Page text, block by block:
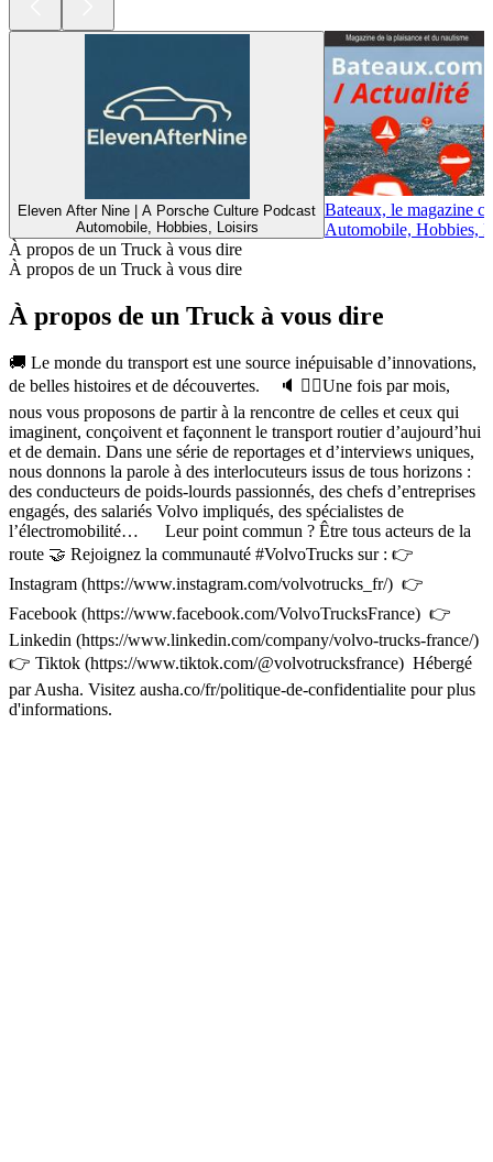
Eleven After Nine | A Porsche Culture Podcast
Automobile, Hobbies, Loisirs
Bateaux, le magazine
Automobile, Hobbies,
À propos de un Truck à vous dire
À propos de un Truck à vous dire
À propos de un Truck à vous dire
🚚 Le monde du transport est une source inépuisable d’innovations,
de belles histoires et de découvertes. 🔈 👷‍♂️Une fois par mois,
nous vous proposons de partir à la rencontre de celles et ceux qui
imaginent, conçoivent et façonnent le transport routier d’aujourd’hui
et de demain. Dans une série de reportages et d’interviews uniques,
nous donnons la parole à des interlocuteurs issus de tous horizons :
des conducteurs de poids-lourds passionnés, des chefs d’entreprises
engagés, des salariés Volvo impliqués, des spécialistes de
l’électromobilité… Leur point commun ? Être tous acteurs de la
route 🤝 Rejoignez la communauté #VolvoTrucks sur : 👉
Instagram (https://www.instagram.com/volvotrucks_fr/) 👉
Facebook (https://www.facebook.com/VolvoTrucksFrance) 👉
Linkedin (https://www.linkedin.com/company/volvo-trucks-france/)
👉 Tiktok (https://www.tiktok.com/@volvotrucksfrance) Hébergé
par Ausha. Visitez ausha.co/fr/politique-de-confidentialite pour plus
d'informations.